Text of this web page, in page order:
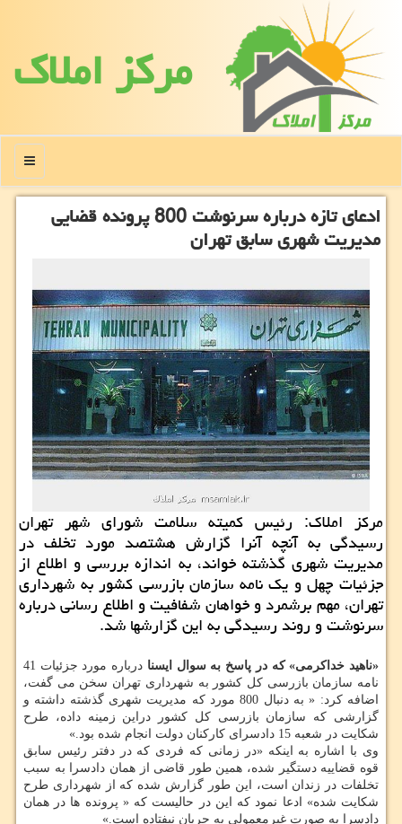
مركز املاك
منو
ادعای تازه درباره سرنوشت 800 پرونده قضایی
مدیریت شهری سابق تهران
مركز املاك: رئیس كمیته سلامت شورای شهر تهران
رسیدگی به آنچه آنرا گزارش هشتصد مورد تخلف در
مدیریت شهری گذشته خواند، به اندازه بررسی و اطلاع از
جزئیات چهل و یك نامه سازمان بازرسی كشور به شهرداری
تهران، مهم برشمرد و خواهان شفافیت و اطلاع رسانی درباره
سرنوشت و روند رسیدگی به این گزارشها شد.
«ناهید خداكرمی» كه در پاسخ به سوال ایسنا
درباره مورد جزئیات 41
نامه سازمان بازرسی كل كشور به شهرداری تهران سخن می گفت،
اضافه كرد: « به دنبال 800 مورد كه مدیریت شهری گذشته داشته و
گزارشی كه سازمان بازرسی كل كشور دراین زمینه داده، طرح
شكایت در شعبه 15 دادسرای كاركنان دولت انجام شده بود.»
وی با اشاره به اینكه «در زمانی كه فردی كه در دفتر رئیس سابق
قوه قضاییه دستگیر شده، همین طور قاضی از همان دادسرا به سبب
تخلفات در زندان است، این طور گزارش شده كه از شهرداری طرح
شكایت شده» ادعا نمود كه این در حالیست كه « پرونده ها در همان
دادسرا به صورت غیرمعمولی به جریان نیفتاده است.»